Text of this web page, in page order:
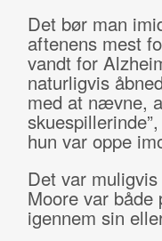
Det bør man
aftenens mest
vandt for
naturligvis
med at nævne,
hun var oppe
Det var
Moore var både
igennem sin